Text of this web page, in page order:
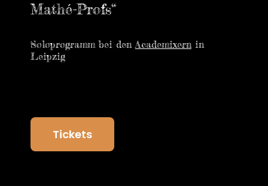
Mathé-Profs“
Soloprogramm bei denAcademixernin
Leipzig
Tickets